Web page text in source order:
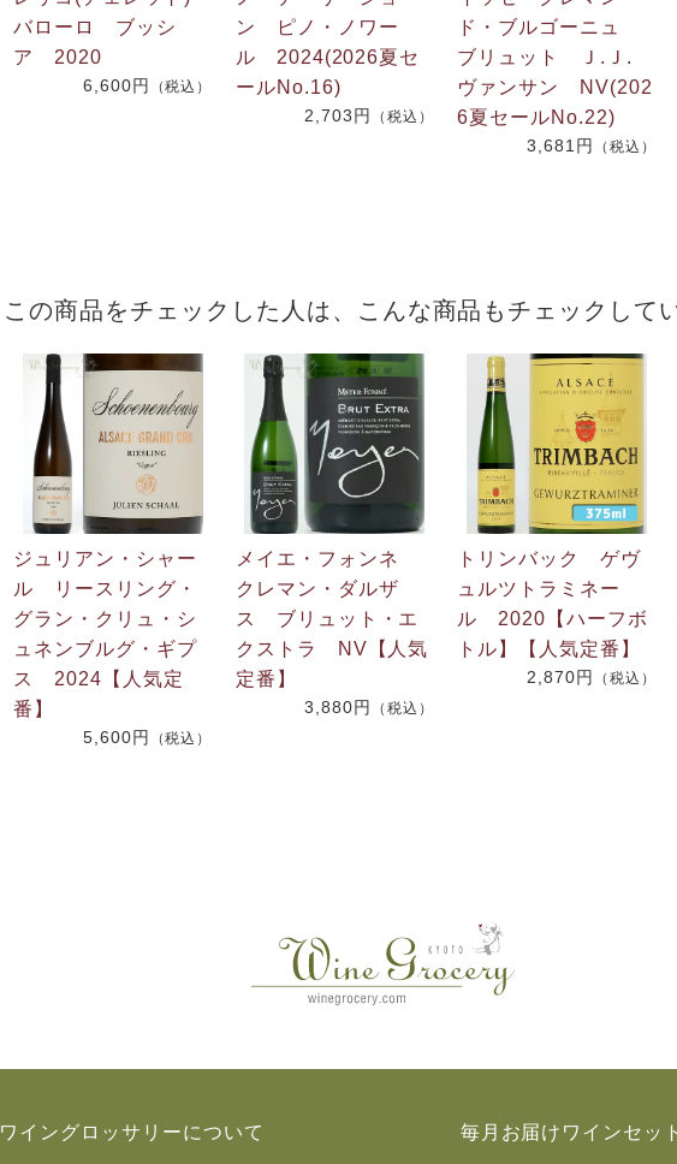
バローロ ブッシ
ア 2020
6,600円 （税込）
ン ピノ・ノワー
ル 2024(2026夏セ
ールNo.16)
2,703円 （税込）
ド・ブルゴーニュ
ブリュット Ｊ.Ｊ.
ヴァンサン NV(202
6夏セールNo.22)
3,681円 （税込）
この商品をチェックした人は、こんな商品もチェックして
ジュリアン・シャー
ル リースリング・
グラン・クリュ・シ
ュネンブルグ・ギプ
ス 2024【人気定
番】
5,600円 （税込）
メイエ・フォンネ
クレマン・ダルザ
ス ブリュット・エ
クストラ NV【人気
定番】
3,880円 （税込）
トリンバック ゲヴ
ュルツトラミネー
ル 2020【ハーフボ
トル】【人気定番】
2,870円 （税込）
ワイングロッサリーについて 毎月お届けワインセット